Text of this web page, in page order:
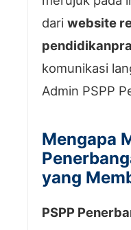
dari website
komunikasi
Admin PSPP
Mengapa
yang
PSPP